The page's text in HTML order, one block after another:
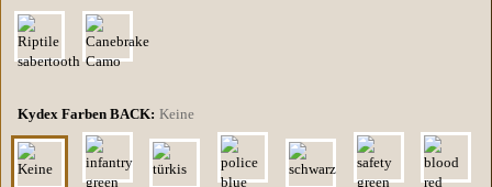
Kydex Farben BACK: Keine